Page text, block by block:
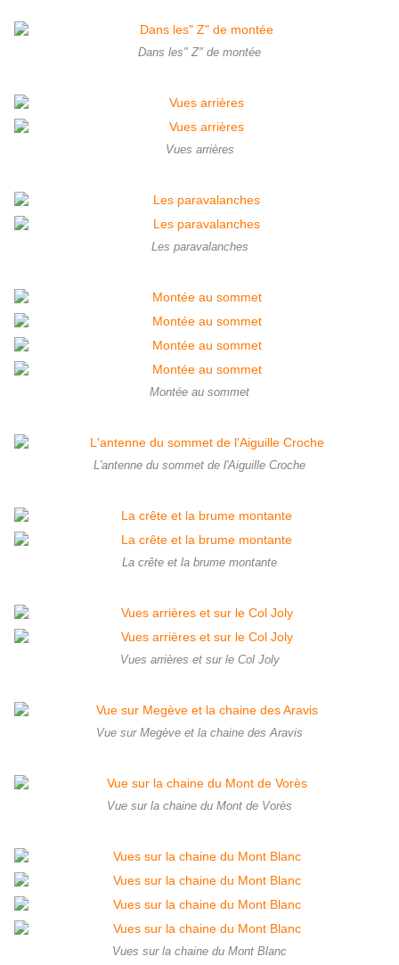
Dans les" Z" de montée
Vues arrières
Les paravalanches
Montée au sommet
L'antenne du sommet de l'Aiguille Croche
La crête et la brume montante
Vues arrières et sur le Col Joly
Vue sur Megève et la chaine des Aravis
Vue sur la chaine du Mont de Vorès
Vues sur la chaine du Mont Blanc